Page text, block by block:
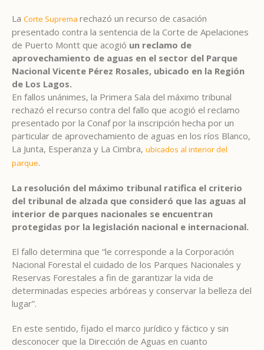
La Corte Suprema rechazó un recurso de casación
presentado contra la sentencia de la Corte de Apelaciones
de Puerto Montt que acogió un reclamo de
aprovechamiento de aguas en el sector del Parque
Nacional Vicente Pérez Rosales, ubicado en la Región
de Los Lagos.
En fallos unánimes, la Primera Sala del máximo tribunal
rechazó el recurso contra del fallo que acogió el reclamo
presentado por la Conaf por la inscripción hecha por un
particular de aprovechamiento de aguas en los ríos Blanco,
La Junta, Esperanza y La Cimbra, ubicados al interior del
parque.
La resolución del máximo tribunal ratifica el criterio
del tribunal de alzada que consideró que las aguas al
interior de parques nacionales se encuentran
protegidas por la legislación nacional e internacional.
El fallo determina que “le corresponde a la Corporación
Nacional Forestal el cuidado de los Parques Nacionales y
Reservas Forestales a fin de garantizar la vida de
determinadas especies arbóreas y conservar la belleza del
lugar”.
En este sentido, fijado el marco jurídico y fáctico y sin
desconocer que la Dirección de Aguas en cuanto